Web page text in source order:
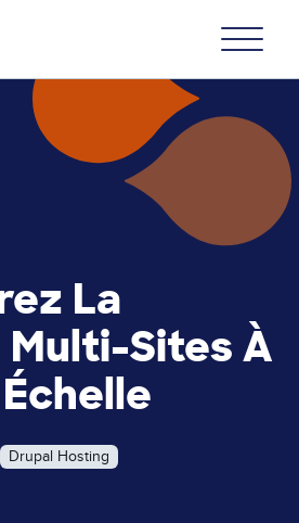
La
Sites À
Drupal Hosting